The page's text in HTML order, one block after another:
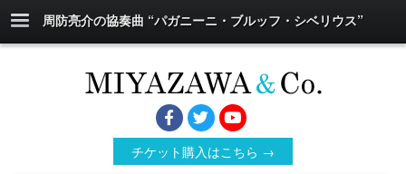
周防亮介の協奏曲 “パガニーニ・ブルッフ・シベリウス”
チケット購入はこちら →